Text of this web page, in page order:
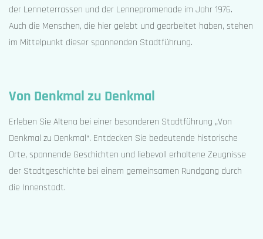
der Lenneterrassen und der Lennepromenade im Jahr 1976.
Auch die Menschen, die hier gelebt und gearbeitet haben, stehen
im Mittelpunkt dieser spannenden Stadtführung.
Von Denkmal zu Denkmal
Erleben Sie Altena bei einer besonderen Stadtführung „Von
Denkmal zu Denkmal“. Entdecken Sie bedeutende historische
Orte, spannende Geschichten und liebevoll erhaltene Zeugnisse
der Stadtgeschichte bei einem gemeinsamen Rundgang durch
die Innenstadt.